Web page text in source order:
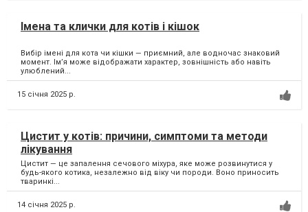
Імена та клички для котів і кішок
Вибір імені для кота чи кішки — приємний, але водночас знаковий
момент. Ім’я може відображати характер, зовнішність або навіть
улюблений...
15 січня 2025 р.
Цистит у котів: причини, симптоми та методи
лікування
Цистит — це запалення сечового міхура, яке може розвинутися у
будь-якого котика, незалежно від віку чи породи. Воно приносить
тваринкі...
14 січня 2025 р.